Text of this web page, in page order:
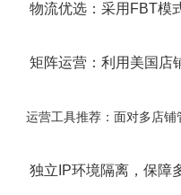
物流优选：采用FBT模
矩阵运营：利用美国店铺
运营工具推荐：面对多店铺
独立IP环境隔离，保障